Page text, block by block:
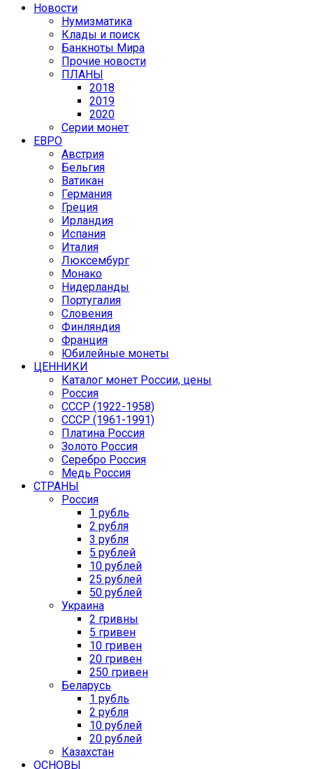
Новости
Нумизматика
Клады и поиск
Банкноты Мира
Прочие новости
ПЛАНЫ
2018
2019
2020
Серии монет
ЕВРО
Австрия
Бельгия
Ватикан
Германия
Греция
Ирландия
Испания
Италия
Люксембург
Монако
Нидерланды
Португалия
Словения
Финляндия
Франция
Юбилейные монеты
ЦЕННИКИ
Каталог монет России, цены
Россия
СССР (1922-1958)
CCCР (1961-1991)
Платина Россия
Золото Россия
Серебро Россия
Медь Россия
СТРАНЫ
Россия
1 рубль
2 рубля
3 рубля
5 рублей
10 рублей
25 рублей
50 рублей
Украина
2 гривны
5 гривен
10 гривен
20 гривен
250 гривен
Беларусь
1 рубль
2 рубля
10 рублей
20 рублей
Казахстан
ОСНОВЫ